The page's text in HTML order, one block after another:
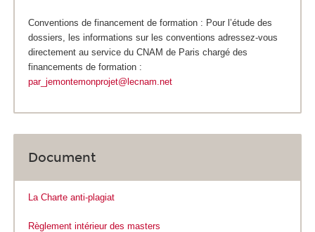
Conventions de financement de formation : Pour l’étude des
dossiers, les informations sur les conventions adressez-vous
directement au service du CNAM de Paris chargé des
financements de formation :
par_jemontemonprojet@lecnam.net
Document
La Charte anti-plagiat
Règlement intérieur des masters